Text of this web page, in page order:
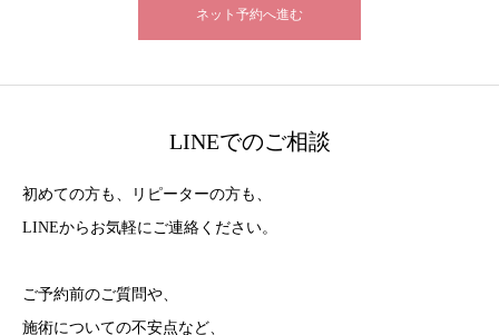
ネット予約へ進む
LINEでのご相談
初めての方も、リピーターの方も、
LINEからお気軽にご連絡ください。
ご予約前のご質問や、
施術についての不安点など、